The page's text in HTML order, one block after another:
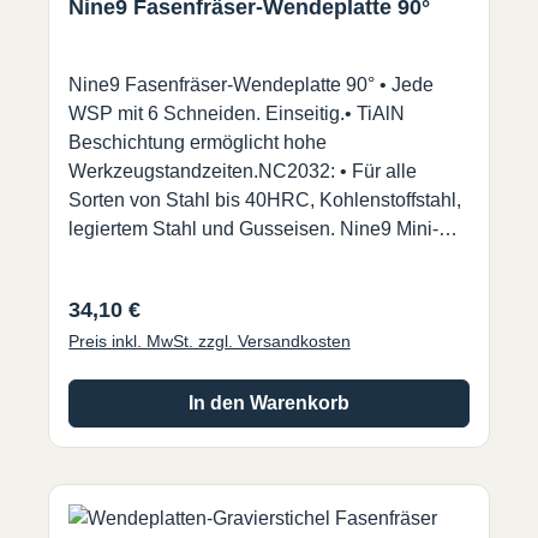
Nine9 Fasenfräser-Wendeplatte 90°
Nine9 Fasenfräser-Wendeplatte 90° • Jede
WSP mit 6 Schneiden. Einseitig.• TiAlN
Beschichtung ermöglicht hohe
Werkzeugstandzeiten.NC2032: • Für alle
Sorten von Stahl bis 40HRC, Kohlenstoffstahl,
legiertem Stahl und Gusseisen. Nine9 Mini-
Vorschüben. Minimalste Abweichungen der
Position in Tiefe und Durchmesser
Regulärer Preis:
34,10 €
Preis inkl. MwSt. zzgl. Versandkosten
In den Warenkorb